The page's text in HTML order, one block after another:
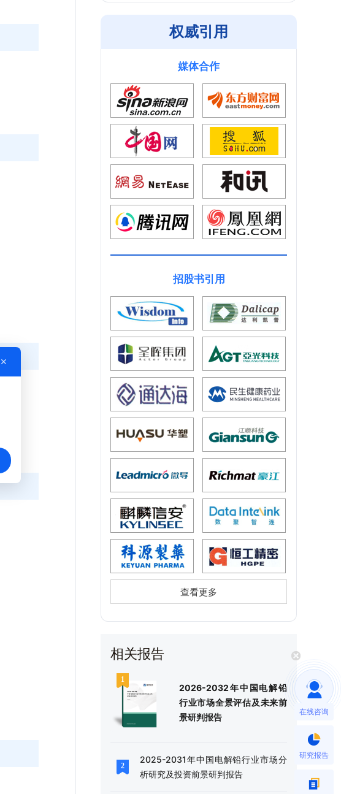
权威引用
媒体合作
招股书引用
查看更多
相关报告
2026-2032年中国电解铅
行业市场全景评估及未来前
景研判报告
2025-2031年中国电解铅行业市场分
析研究及投资前景研判报告
在线咨询
研究报告
×